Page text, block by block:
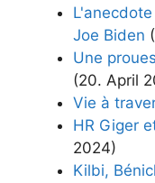
Joe Biden
Une
(20. April
Vie à
HR Giger
2024)
Kilbi,